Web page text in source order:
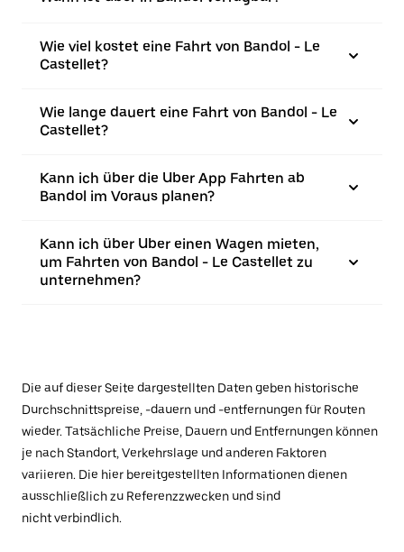
Wie viel kostet eine Fahrt von Bandol - Le
Castellet?
Wie lange dauert eine Fahrt von Bandol - Le
Castellet?
Kann ich über die Uber App Fahrten ab
Bandol im Voraus planen?
Kann ich über Uber einen Wagen mieten,
um Fahrten von Bandol - Le Castellet zu
unternehmen?
Die auf dieser Seite dargestellten Daten geben historische
Durchschnittspreise, -dauern und -entfernungen für Routen
wieder. Tatsächliche Preise, Dauern und Entfernungen können
je nach Standort, Verkehrslage und anderen Faktoren
variieren. Die hier bereitgestellten Informationen dienen
ausschließlich zu Referenzzwecken und sind
nicht verbindlich.